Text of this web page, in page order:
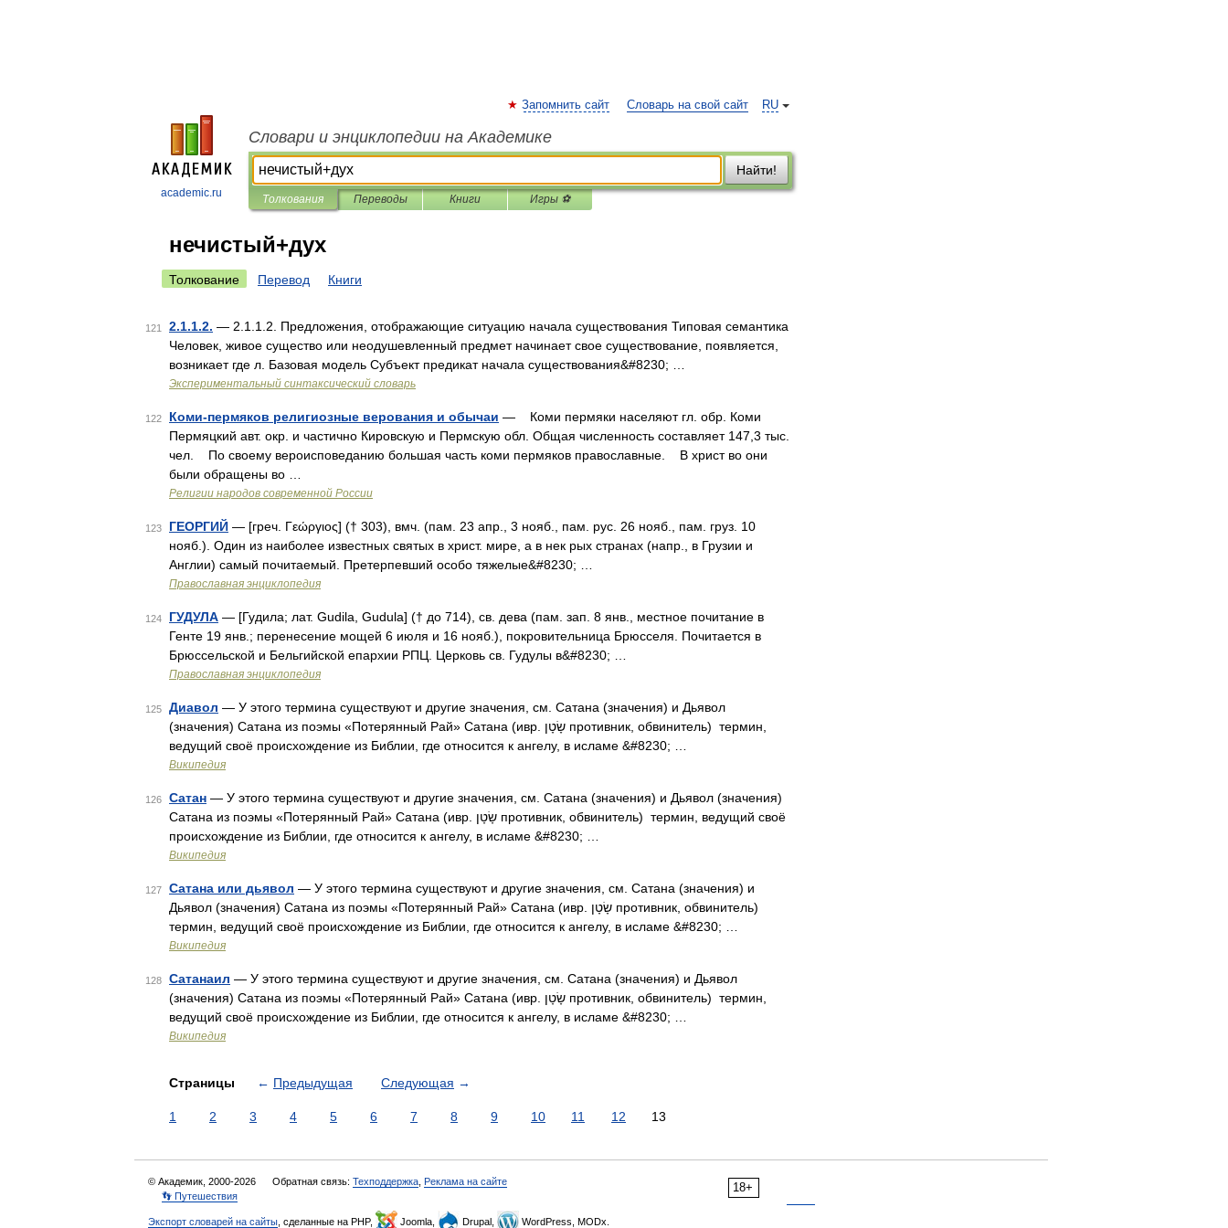
academic.ru
RU
Запомнить сайт Словарь на свой сайт
Словари и энциклопедии на Академике
Найти!
Толкования Переводы Книги Игры ⚽
нечистый+дух
Толкование Перевод Книги
121 2.1.1.2. — 2.1.1.2. Предложения, отображающие ситуацию начала существования Типовая семантика
Человек, живое существо или неодушевленный предмет начинает свое существование, появляется,
возникает где л. Базовая модель Субъект предикат начала существования&#8230; …
Экспериментальный синтаксический словарь
122 Коми-пермяков религиозные верования и обычаи — Коми пермяки населяют гл. обр. Коми
Пермяцкий авт. окр. и частично Кировскую и Пермскую обл. Общая численность составляет 147,3 тыс.
чел. По своему вероисповеданию большая часть коми пермяков православные. В христ во они
были обращены во …
Религии народов современной России
123 ГЕОРГИЙ — [греч. Γεώργιος] († 303), вмч. (пам. 23 апр., 3 нояб., пам. рус. 26 нояб., пам. груз. 10
нояб.). Один из наиболее известных святых в христ. мире, а в нек рых странах (напр., в Грузии и
Англии) самый почитаемый. Претерпевший особо тяжелые&#8230; …
Православная энциклопедия
124 ГУДУЛА — [Гудила; лат. Gudila, Gudula] († до 714), св. дева (пам. зап. 8 янв., местное почитание в
Генте 19 янв.; перенесение мощей 6 июля и 16 нояб.), покровительница Брюсселя. Почитается в
Брюссельской и Бельгийской епархии РПЦ. Церковь св. Гудулы в&#8230; …
Православная энциклопедия
125 Диавол — У этого термина существуют и другие значения, см. Сатана (значения) и Дьявол
(значения) Сатана из поэмы «Потерянный Рай» Сатана (ивр. שָׂטָן‎ противник, обвинитель) термин,
ведущий своё происхождение из Библии, где относится к ангелу, в исламе &#8230; …
Википедия
126 Сатан — У этого термина существуют и другие значения, см. Сатана (значения) и Дьявол (значения)
Сатана из поэмы «Потерянный Рай» Сатана (ивр. שָׂטָן‎ противник, обвинитель) термин, ведущий своё
происхождение из Библии, где относится к ангелу, в исламе &#8230; …
Википедия
127 Сатана или дьявол — У этого термина существуют и другие значения, см. Сатана (значения) и
Дьявол (значения) Сатана из поэмы «Потерянный Рай» Сатана (ивр. שָׂטָן‎ противник, обвинитель)
термин, ведущий своё происхождение из Библии, где относится к ангелу, в исламе &#8230; …
Википедия
128 Сатанаил — У этого термина существуют и другие значения, см. Сатана (значения) и Дьявол
(значения) Сатана из поэмы «Потерянный Рай» Сатана (ивр. שָׂטָן‎ противник, обвинитель) термин,
ведущий своё происхождение из Библии, где относится к ангелу, в исламе &#8230; …
Википедия
Страницы ← Предыдущая Следующая →
1 2 3 4 5 6 7 8 9 10 11 12 13
18+
© Академик, 2000-2026 Обратная связь: Техподдержка Реклама на сайте
👣 Путешествия
Экспорт словарей на сайты , сделанные на PHP, Joomla, Drupal, WordPress, MODx.